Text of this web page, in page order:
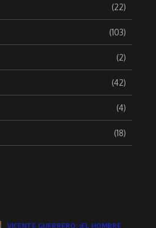
(22)
(103)
(2)
(42)
(4)
(18)
VICENTE GUERRERO: ¡EL HOMBRE